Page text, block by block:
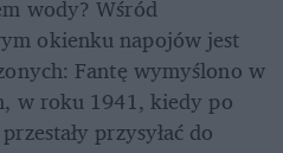
wody? Wśród
okienku napojów jest
Fantę wymyślono w
w roku 1941, kiedy po
przysyłać do